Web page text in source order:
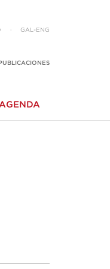
· GAL- ENG
PUBLICACIONES